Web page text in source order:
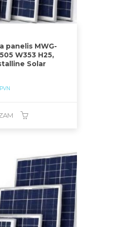
panelis MWG-
W353 H25,
Solar